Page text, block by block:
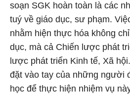
soạn SGK hoàn toàn là các
tuý về giáo dục, sư phạm.
nhằm hiện thực hóa không
dục, mà cả Chiến lược phát
lược phát triển Kinh tế, Xã
đặt vào tay của những người
học để thực hiện nhiệm vụ